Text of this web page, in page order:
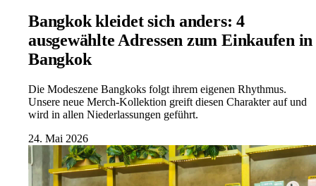
Bangkok kleidet sich anders: 4
ausgewählte Adressen zum Einkaufen in
Bangkok
Die Modeszene Bangkoks folgt ihrem eigenen Rhythmus.
Unsere neue Merch-Kollektion greift diesen Charakter auf und
wird in allen Niederlassungen geführt.
24. Mai 2026